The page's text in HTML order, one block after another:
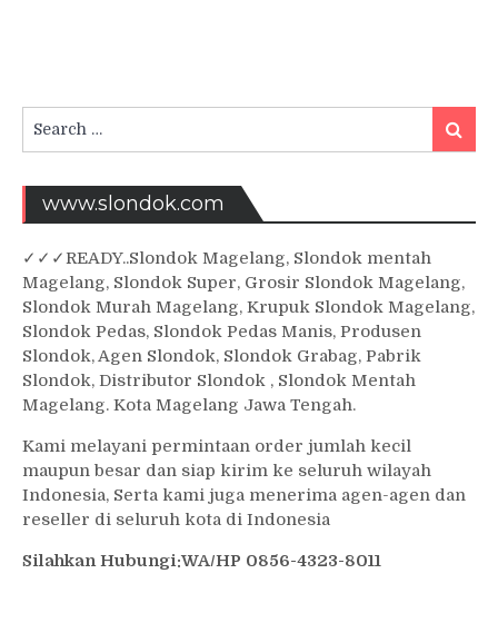
Search
for:
Search
www.slondok.com
✓ ✓✓READY..Slondok Magelang, Slondok mentah
Magelang, Slondok Super, Grosir Slondok Magelang,
Slondok Murah Magelang, Krupuk Slondok Magelang,
Slondok Pedas, Slondok Pedas Manis, Produsen
Slondok, Agen Slondok, Slondok Grabag, Pabrik
Slondok, Distributor Slondok , Slondok Mentah
Magelang. Kota Magelang Jawa Tengah.
Kami melayani permintaan order jumlah kecil
maupun besar dan siap kirim ke seluruh wilayah
Indonesia, Serta kami juga menerima agen-agen dan
reseller di seluruh kota di Indonesia
Silahkan Hubungi:WA/HP 0856-4323-8011